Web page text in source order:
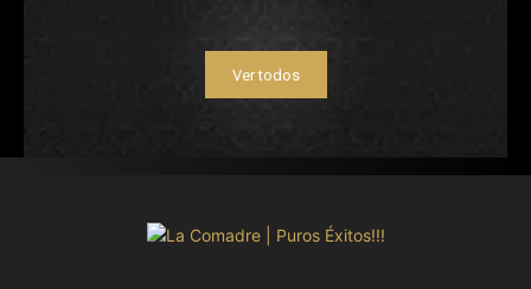
Ver todos